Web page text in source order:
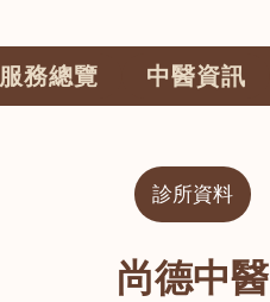
服務總覽 中醫資訊
診所資料
尚德中醫